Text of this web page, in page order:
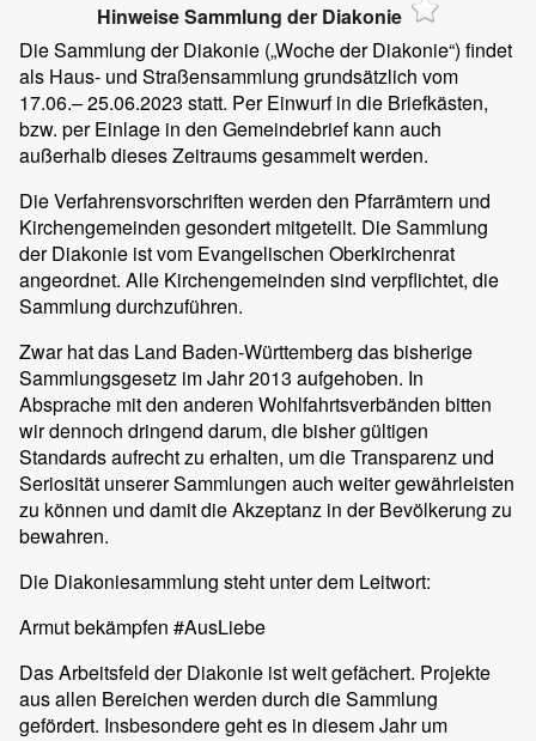
Hinweise Sammlung der Diakonie
Die Sammlung der Diakonie („Woche der Diakonie“) findet
als Haus- und Straßensammlung grundsätzlich vom
17.06.– 25.06.2023 statt. Per Einwurf in die Briefkästen,
bzw. per Einlage in den Gemeindebrief kann auch
außerhalb dieses Zeitraums gesammelt werden.
Die Verfahrensvorschriften werden den Pfarrämtern und
Kirchengemeinden gesondert mitgeteilt. Die Sammlung
der Diakonie ist vom Evangelischen Oberkirchenrat
angeordnet. Alle Kirchengemeinden sind verpflichtet, die
Sammlung durchzuführen.
Zwar hat das Land Baden-Württemberg das bisherige
Sammlungsgesetz im Jahr 2013 aufgehoben. In
Absprache mit den anderen Wohlfahrtsverbänden bitten
wir dennoch dringend darum, die bisher gültigen
Standards aufrecht zu erhalten, um die Transparenz und
Seriosität unserer Sammlungen auch weiter gewährleisten
zu können und damit die Akzeptanz in der Bevölkerung zu
bewahren.
Die Diakoniesammlung steht unter dem Leitwort:
Armut bekämpfen #AusLiebe
Das Arbeitsfeld der Diakonie ist weit gefächert. Projekte
aus allen Bereichen werden durch die Sammlung
gefördert. Insbesondere geht es in diesem Jahr um